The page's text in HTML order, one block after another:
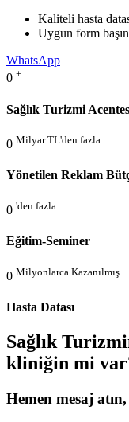
Kaliteli hasta
Uygun form
WhatsApp
0 +
Sağlık Turizmi
0 Milyar TL'den fazla
Yönetilen Reklam
0 'den fazla
Eğitim-Seminer
0 Milyonlarca Kazanılmış
Hasta Datası
Sağlık
kliniğin mi
Hemen mesaj